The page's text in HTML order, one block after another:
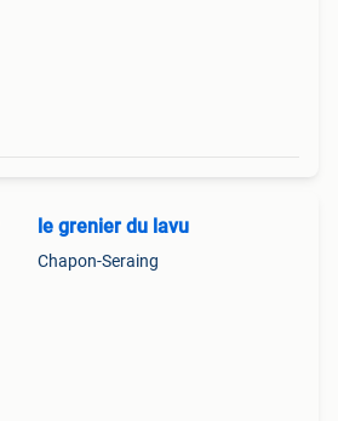
le grenier du lavu
Chapon-Seraing